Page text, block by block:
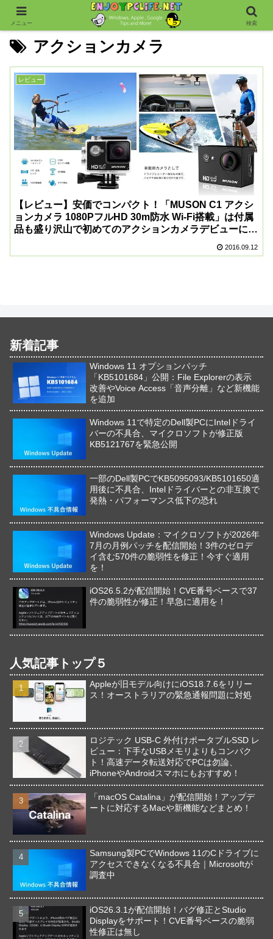
アクションカメラ
レビュー
【レビュー】安価でコンパクト！「MUSON C1 アクシ
ョンカメラ 1080PフルHD 30m防水 Wi-Fi搭載」は付属
品も盛り沢山で初めてのアクションカメラデビューにお
2016.09.12
新着記事
Windows 11 オプションパッチ
「KB5101684」公開：File Explorerの表示
改善やVoice Access「音声分離」など新機能
を追加
Windows 11で特定のDell製PCにIntelドライ
バーの不具合、マイクロソフトが修正版
KB5121767を緊急公開
一部のDell製PCでKB5095093/KB5101650適
用後に不具合、Intelドライバーとの非互換で
発熱・パフォーマンス低下の恐れ
Windows Update：マイクロソフトが2026年
7月の月例パッチを配信開始！3件のゼロデ
イ含む570件の脆弱性を修正！今すぐ適用
を！
iOS26.5.2が配信開始！CVE番号ベースで37
件の脆弱性が修正！早急に適用を！
人気記事トップ５
Appleが旧モデル向けにiOS18.7.6をリリー
ス！オーストラリアの緊急通報問題に対処
ロジテック USB-C 外付けポータブルSSD レ
ビュー：下手なUSBメモリよりもコンパク
ト！高速データ転送対応でPCは勿論、
iPhoneやAndroidスマホにもおすすめ！
「macOS Catalina」が配信開始！アップデ
ートに対応するMacや新機能などまとめ！
Samsung製PCでWindows 11のCドライブに
アクセスできなくなる不具合｜Microsoftが
調査中
iOS26.3.1が配信開始！バグ修正とStudio
Displayをサポート！CVE番号ベースの脆弱
性修正は無し
メニュー 検索